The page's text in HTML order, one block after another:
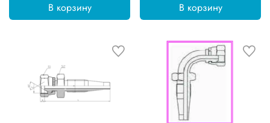
В корзину В корзину